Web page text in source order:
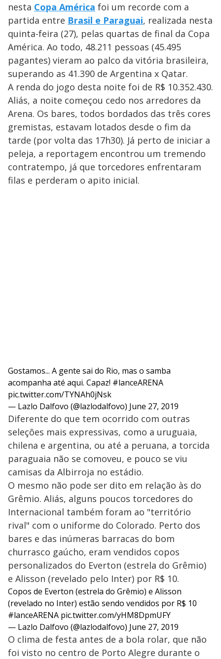
nesta Copa América foi um recorde com a
partida entre Brasil e Paraguai, realizada nesta
quinta-feira (27), pelas quartas de final da Copa
América. Ao todo, 48.211 pessoas (45.495
pagantes) vieram ao palco da vitória brasileira,
superando as 41.390 de Argentina x Qatar.
A renda do jogo desta noite foi de R$ 10.352.430.
Aliás, a noite começou cedo nos arredores da
Arena. Os bares, todos bordados das três cores
gremistas, estavam lotados desde o fim da
tarde (por volta das 17h30). Já perto de iniciar a
peleja, a reportagem encontrou um tremendo
contratempo, já que torcedores enfrentaram
filas e perderam o apito inicial.
Gostamos... A gente sai do Rio, mas o samba
acompanha até aqui. Capaz! #lanceARENA
pic.twitter.com/TYNAh0jNsk
— Lazlo Dalfovo (@lazlodalfovo) June 27, 2019
Diferente do que tem ocorrido com outras
seleções mais expressivas, como a uruguaia,
chilena e argentina, ou até a peruana, a torcida
paraguaia não se comoveu, e pouco se viu
camisas da Albirroja no estádio.
O mesmo não pode ser dito em relação às do
Grêmio. Aliás, alguns poucos torcedores do
Internacional também foram ao "território
rival" com o uniforme do Colorado. Perto dos
bares e das inúmeras barracas do bom
churrasco gaúcho, eram vendidos copos
personalizados do Everton (estrela do Grêmio)
e Alisson (revelado pelo Inter) por R$ 10.
Copos de Everton (estrela do Grêmio) e Alisson
(revelado no Inter) estão sendo vendidos por R$ 10
#lanceARENA pic.twitter.com/yHM8DpmUFY
— Lazlo Dalfovo (@lazlodalfovo) June 27, 2019
O clima de festa antes de a bola rolar, que não
foi visto no centro de Porto Alegre durante o